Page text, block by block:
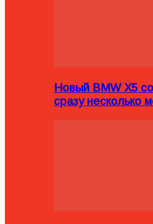
Новый BMW X5
сразу несколько